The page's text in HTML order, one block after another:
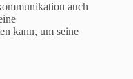
auch
kann, um seine